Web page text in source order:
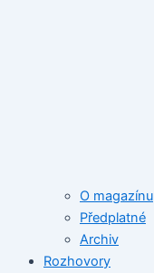
O magazínu
Předplatné
Archiv
Rozhovory